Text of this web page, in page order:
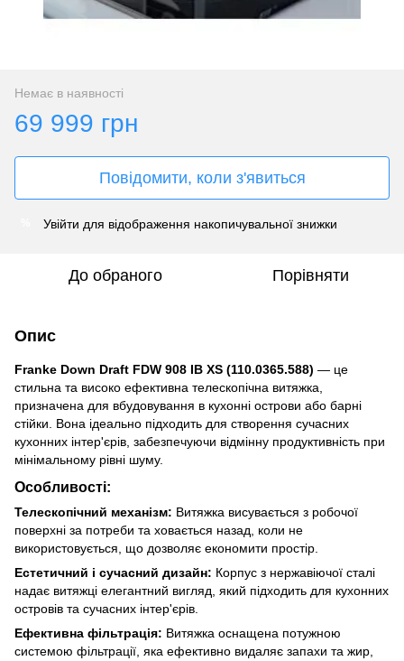
Немає в наявності
69 999 грн
Повідомити, коли з'явиться
Увійти для відображення накопичувальної знижки
До обраного Порівняти
Опис
Franke Down Draft FDW 908 IB XS (110.0365.588) — це
стильна та високо ефективна телескопічна витяжка,
призначена для вбудовування в кухонні острови або барні
стійки. Вона ідеально підходить для створення сучасних
кухонних інтер'єрів, забезпечуючи відмінну продуктивність при
мінімальному рівні шуму.
Особливості:
Телескопічний механізм: Витяжка висувається з робочої
поверхні за потреби та ховається назад, коли не
використовується, що дозволяє економити простір.
Естетичний і сучасний дизайн: Корпус з нержавіючої сталі
надає витяжці елегантний вигляд, який підходить для кухонних
островів та сучасних інтер'єрів.
Ефективна фільтрація: Витяжка оснащена потужною
системою фільтрації, яка ефективно видаляє запахи та жир,